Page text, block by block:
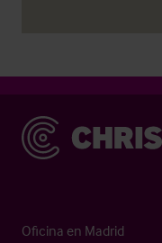
Christie & Co
Oficina en Madrid